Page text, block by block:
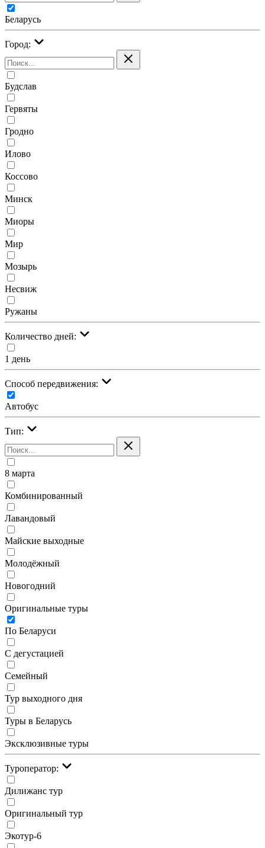
Беларусь
Город:
Будслав
Гервяты
Гродно
Илово
Коссово
Минск
Миоры
Мир
Мозырь
Несвиж
Ружаны
Количество дней:
1 день
Cпособ передвижения:
Автобус
Тип:
8 марта
Комбинированный
Лавандовый
Майские выходные
Молодёжный
Новогодний
Оригинальные туры
По Беларуси
С дегустацией
Семейный
Тур выходного дня
Туры в Беларусь
Эксклюзивные туры
Туроператор:
Дилижанс тур
Оригинальный тур
Экотур-6